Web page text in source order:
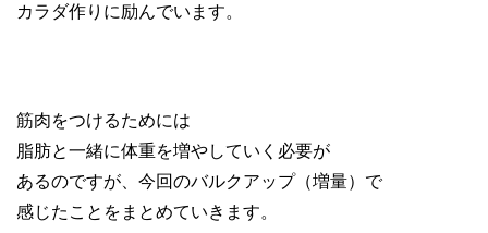
カラダ作りに励んでいます。
筋肉をつけるためには
脂肪と一緒に体重を増やしていく必要が
あるのですが、今回のバルクアップ（増量）で
感じたことをまとめていきます。